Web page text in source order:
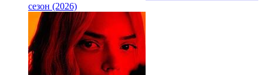
сезон (2026)